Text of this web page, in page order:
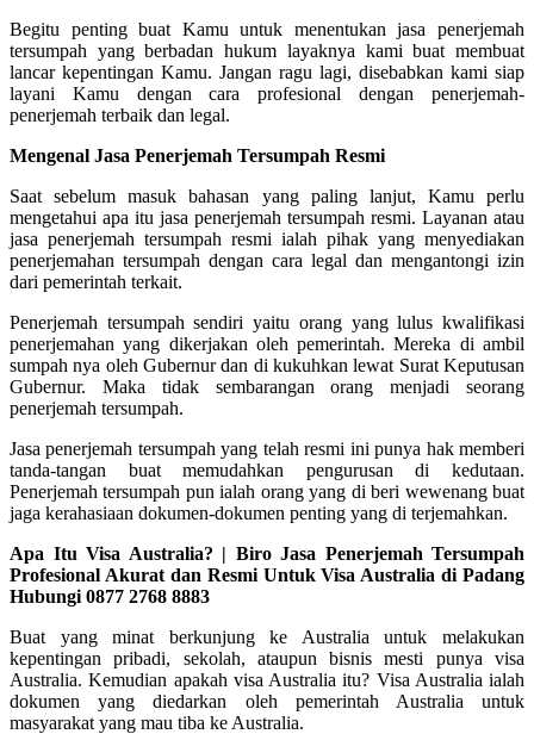
Begitu penting buat Kamu untuk menentukan jasa penerjemah
tersumpah yang berbadan hukum layaknya kami buat membuat
lancar kepentingan Kamu. Jangan ragu lagi, disebabkan kami siap
layani Kamu dengan cara profesional dengan penerjemah-
penerjemah terbaik dan legal.
Mengenal Jasa Penerjemah Tersumpah Resmi
Saat sebelum masuk bahasan yang paling lanjut, Kamu perlu
mengetahui apa itu jasa penerjemah tersumpah resmi. Layanan atau
jasa penerjemah tersumpah resmi ialah pihak yang menyediakan
penerjemahan tersumpah dengan cara legal dan mengantongi izin
dari pemerintah terkait.
Penerjemah tersumpah sendiri yaitu orang yang lulus kwalifikasi
penerjemahan yang dikerjakan oleh pemerintah. Mereka di ambil
sumpah nya oleh Gubernur dan di kukuhkan lewat Surat Keputusan
Gubernur. Maka tidak sembarangan orang menjadi seorang
penerjemah tersumpah.
Jasa penerjemah tersumpah yang telah resmi ini punya hak memberi
tanda-tangan buat memudahkan pengurusan di kedutaan.
Penerjemah tersumpah pun ialah orang yang di beri wewenang buat
jaga kerahasiaan dokumen-dokumen penting yang di terjemahkan.
Apa Itu Visa Australia? | Biro Jasa Penerjemah Tersumpah
Profesional Akurat dan Resmi Untuk Visa Australia di Padang
Hubungi 0877 2768 8883
Buat yang minat berkunjung ke Australia untuk melakukan
kepentingan pribadi, sekolah, ataupun bisnis mesti punya visa
Australia. Kemudian apakah visa Australia itu? Visa Australia ialah
dokumen yang diedarkan oleh pemerintah Australia untuk
masyarakat yang mau tiba ke Australia.